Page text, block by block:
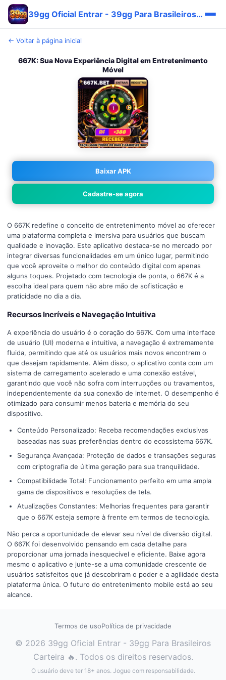
39gg Oficial Entrar - 39gg Para Brasileiros Carteira 🔥
← Voltar à página inicial
667K: Sua Nova Experiência Digital em Entretenimento
Móvel
Baixar APK
Cadastre-se agora
O 667K redefine o conceito de entretenimento móvel ao oferecer
uma plataforma completa e imersiva para usuários que buscam
qualidade e inovação. Este aplicativo destaca-se no mercado por
integrar diversas funcionalidades em um único lugar, permitindo
que você aproveite o melhor do conteúdo digital com apenas
alguns toques. Projetado com tecnologia de ponta, o 667K é a
escolha ideal para quem não abre mão de sofisticação e
praticidade no dia a dia.
Recursos Incríveis e Navegação Intuitiva
A experiência do usuário é o coração do 667K. Com uma interface
de usuário (UI) moderna e intuitiva, a navegação é extremamente
fluida, permitindo que até os usuários mais novos encontrem o
que desejam rapidamente. Além disso, o aplicativo conta com um
sistema de carregamento acelerado e uma conexão estável,
garantindo que você não sofra com interrupções ou travamentos,
independentemente da sua conexão de internet. O desempenho é
otimizado para consumir menos bateria e memória do seu
dispositivo.
Conteúdo Personalizado: Receba recomendações exclusivas
baseadas nas suas preferências dentro do ecossistema 667K.
Segurança Avançada: Proteção de dados e transações seguras
com criptografia de última geração para sua tranquilidade.
Compatibilidade Total: Funcionamento perfeito em uma ampla
gama de dispositivos e resoluções de tela.
Atualizações Constantes: Melhorias frequentes para garantir
que o 667K esteja sempre à frente em termos de tecnologia.
Não perca a oportunidade de elevar seu nível de diversão digital.
O 667K foi desenvolvido pensando em cada detalhe para
proporcionar uma jornada inesquecível e eficiente. Baixe agora
mesmo o aplicativo e junte-se a uma comunidade crescente de
usuários satisfeitos que já descobriram o poder e a agilidade desta
plataforma única. O futuro do entretenimento mobile está ao seu
alcance.
Termos de usoPolítica de privacidade
© 2026 39gg Oficial Entrar - 39gg Para Brasileiros
Carteira 🔥. Todos os direitos reservados.
O usuário deve ter 18+ anos. Jogue com responsabilidade.